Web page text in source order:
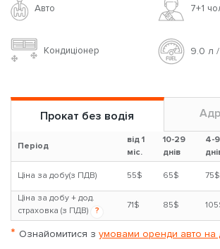
Авто 7+1
Кондиціонер 9.0 л
Прокат без водія
Період
від 1
міс.
10-29
днів
4-9
Ціна за добу(з ПДВ) 55$ 65$ 75$
Ціна за добу + дод.
страховка (з ПДВ)
?
71$ 85$
* Ознайомитися з умовами оренди авто на